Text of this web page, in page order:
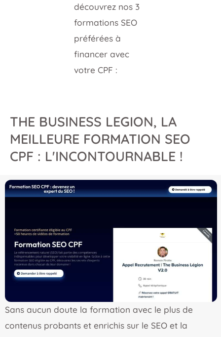
découvrez nos 3
formations SEO
préférées à
financer avec
votre CPF :
THE BUSINESS LEGION, LA
MEILLEURE FORMATION SEO
CPF : L'INCONTOURNABLE !
Sans aucun doute la formation avec le plus de
contenus probants et enrichis sur le SEO et la